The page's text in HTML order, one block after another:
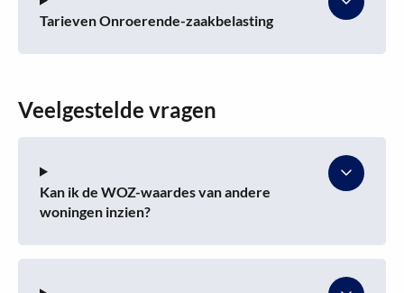
Tarieven Onroerende-zaakbelasting
Veelgestelde vragen
Kan ik de WOZ-waardes van andere
woningen inzien?